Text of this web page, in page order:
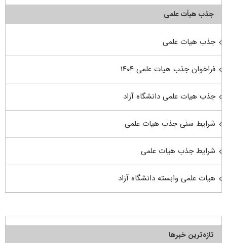
جذب هیأت علمی
جذب هیات علمی
فراخوان جذب هیات علمی ۱۴۰۴
جذب هیات علمی دانشگاه آزاد
شرایط سنی جذب هیات علمی
شرایط جذب هیات علمی
هیات علمی وابسته دانشگاه آزاد
تازه‌ترین خبرها